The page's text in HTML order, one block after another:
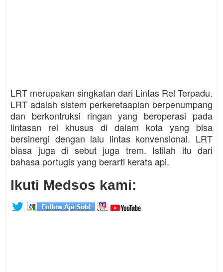
LRT merupakan singkatan dari Lintas Rel Terpadu.
LRT adalah sistem perkeretaapian berpenumpang
dan berkontruksi ringan yang beroperasi pada
lintasan rel khusus di dalam kota yang bisa
bersinergi dengan lalu lintas konvensional. LRT
biasa juga di sebut juga trem. Istilah itu dari
bahasa portugis yang berarti kerata api.
Ikuti Medsos kami: